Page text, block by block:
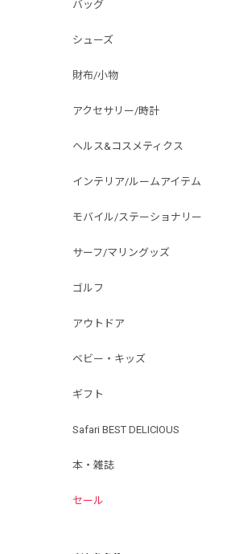
バッグ
シューズ
財布/小物
アクセサリー/時計
ヘルス&コスメティクス
インテリア/ルームアイテム
モバイル/ステーショナリー
サーフ/マリングッズ
ゴルフ
アウトドア
ベビー・キッズ
ギフト
Safari BEST DELICIOUS
本・雑誌
セール
プリントTシャツ